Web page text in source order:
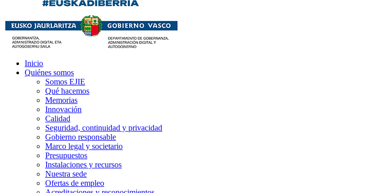
Inicio
Quiénes somos
Somos EJIE
Qué hacemos
Memorias
Innovación
Calidad
Seguridad, continuidad y privacidad
Gobierno responsable
Marco legal y societario
Presupuestos
Instalaciones y recursos
Nuestra sede
Ofertas de empleo